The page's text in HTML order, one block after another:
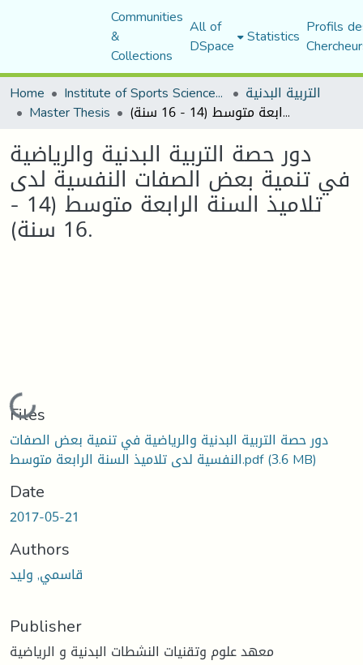
Communities
&
Collections
All of
DSpace Statistics Profils
Home
Institute of Sports Sciences and Techniques التربية البدنية
Master Thesis دور حصة التربية البدنية والرياضية في تنمية بعض الصفات النفسية لدى تلاميذ السنة الرابعة متوسط (14 - 16 سنة).
دور حصة التربية البدنية والرياضية
في تنمية بعض الصفات النفسية لدى
تلاميذ السنة الرابعة متوسط (14 -
16 سنة).
Loading...
Files
دور حصة التربية البدنية والرياضية في تنمية بعض الصفات
النفسية لدى تلاميذ السنة الرابعة متوسط.pdf(3.6 MB)
Date
2017-05-21
Authors
قاسمي, وليد
Publisher
معهد علوم وتقنيات النشطات البدنية و الرياضية